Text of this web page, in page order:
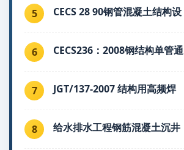
5 CECS 28 90钢管混凝土结构设
6 CECS236：2008钢结构单管通
7 JGT/137-2007 结构用高频焊
8 给水排水工程钢筋混凝土沉井